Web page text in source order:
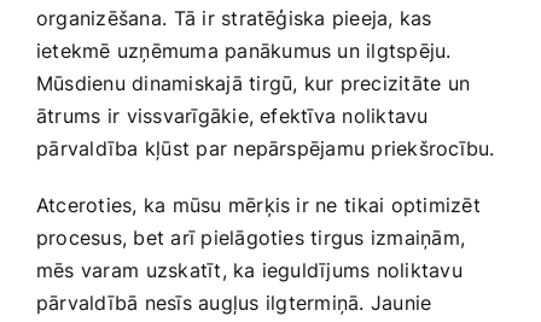
organizēšana.⁣ Tā ir stratēģiska pieeja, kas
ietekmē uzņēmuma panākumus ‌un ilgtspēju.
Mūsdienu dinamiskajā tirgū, kur precizitāte un
ātrums⁣ ir vissvarīgākie, efektīva noliktavu
⁢pārvaldība kļūst par nepārspējamu priekšrocību.
Atceroties, ka mūsu mērķis ir ne⁢ tikai optimizēt‌
procesus, bet arī pielāgoties​ tirgus izmaiņām,
mēs varam⁤ uzskatīt, ka ieguldījums noliktavu
pārvaldībā nesīs augļus⁤ ilgtermiņā. Jaunie